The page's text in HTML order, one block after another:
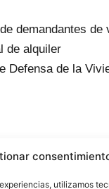
utilizamos
demandantes de
de alquiler
Defensa de la